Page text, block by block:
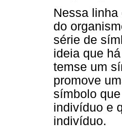
Nessa
do
série de
ideia que
temse um
promove
símbolo
indivíduo e
indivíduo.